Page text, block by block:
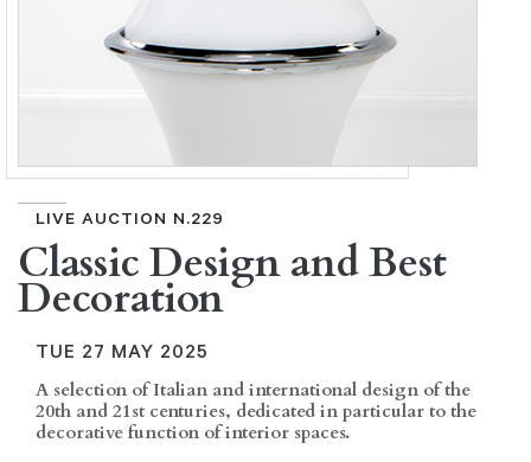
LIVE AUCTION N.229
Classic Design and Best
Decoration
TUE 27 MAY 2025
A selection of Italian and international design of the
20th and 21st centuries, dedicated in particular to the
decorative function of interior spaces.